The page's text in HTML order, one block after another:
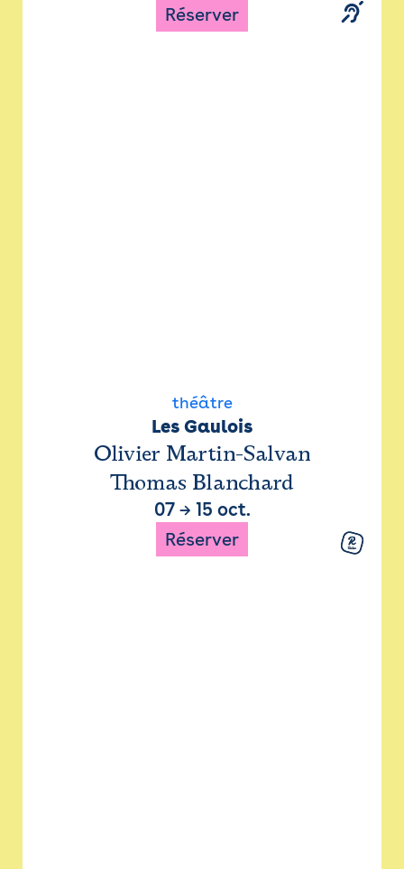
Réserver
théâtre
Les Gaulois
Olivier Martin-Salvan
Thomas Blanchard
07→ 15 oct.
Réserver